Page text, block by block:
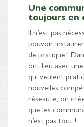
Une
toujours en
Il n’est pas
pouvoir
de pratique !
ont lieu avec
qui veulent
nouvelles
réseaute, on
que les
n’est pas tout !